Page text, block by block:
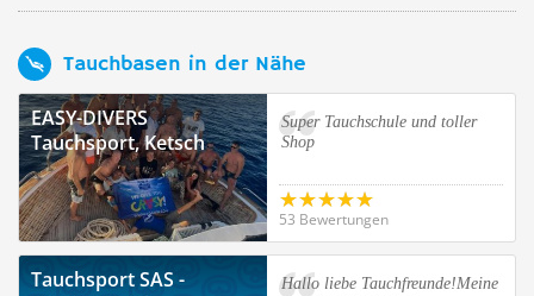
Tauchbasen in der Nähe
EASY-DIVERS
Tauchsport, Ketsch
Super Tauchschule und toller
Shop
53 Bewertungen
Tauchsport SAS -
Hallo liebe Tauchfreunde!Meine